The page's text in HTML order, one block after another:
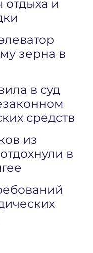
отдыха и
зерна в
в суд
средств
из
в